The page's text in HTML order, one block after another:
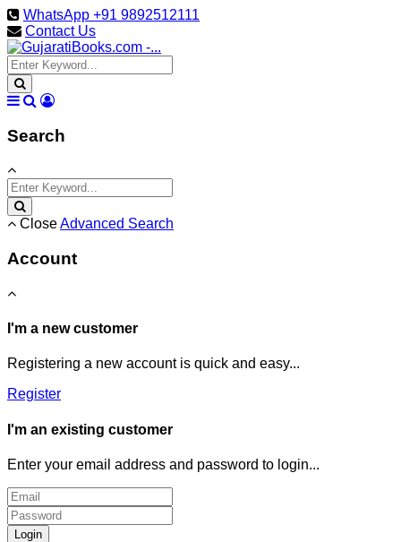
WhatsApp +91 9892512111
Contact Us
Search
CloseAdvanced Search
Account
I'm a new customer
Registering a new account is quick and easy...
Register
I'm an existing customer
Enter your email address and password to login...
Login